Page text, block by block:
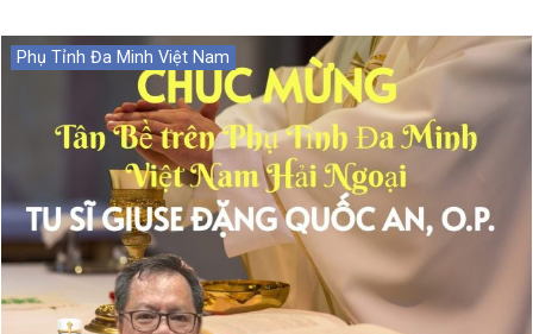
Phụ Tỉnh Đa Minh Việt Nam